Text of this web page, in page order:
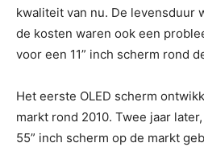
kwaliteit van nu. De levensduur
de kosten waren ook een
voor een 11” inch scherm rond
Het eerste OLED scherm
markt rond 2010. Twee jaar
55” inch scherm op de markt